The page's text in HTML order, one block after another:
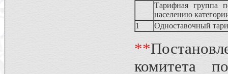
Тарифная группа
населению
1
Одноставочный
**
комитета